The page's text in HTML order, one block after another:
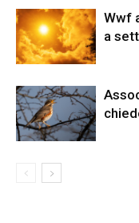
Wwf
a